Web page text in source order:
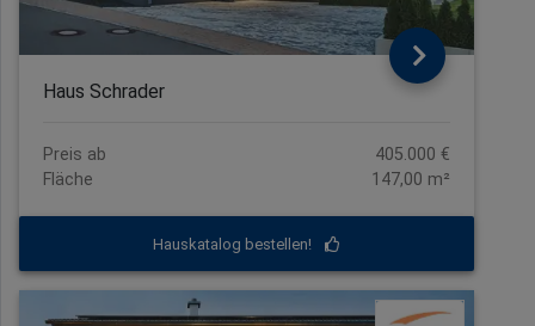
Haus Schrader
Preis ab
405.000 €
Fläche
147,00 m²
Hauskatalog bestellen!